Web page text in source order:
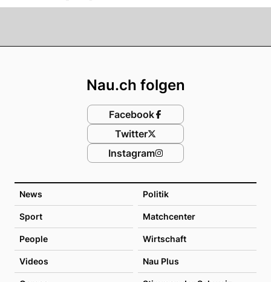
News Politik
Sport Matchcenter
People Wirtschaft
Videos Nau Plus
Nau.ch folgen
Facebook
Twitter
Instagram